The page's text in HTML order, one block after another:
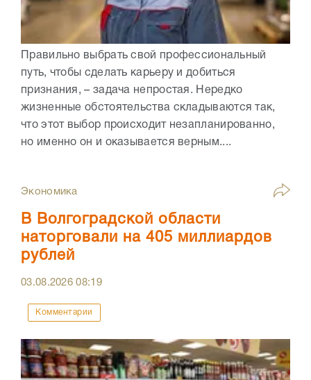
Правильно выбрать свой профессиональный
путь, чтобы сделать карьеру и добиться
признания, – задача непростая. Нередко
жизненные обстоятельства складываются так,
что этот выбор происходит незапланированно,
но именно он и оказывается верным....
Экономика
В Волгоградской области
наторговали на 405 миллиардов
рублей
03.08.202608:19
Комментарии